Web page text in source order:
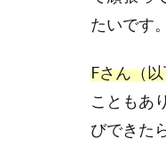
たいです
Fさん（
こともあ
びできた